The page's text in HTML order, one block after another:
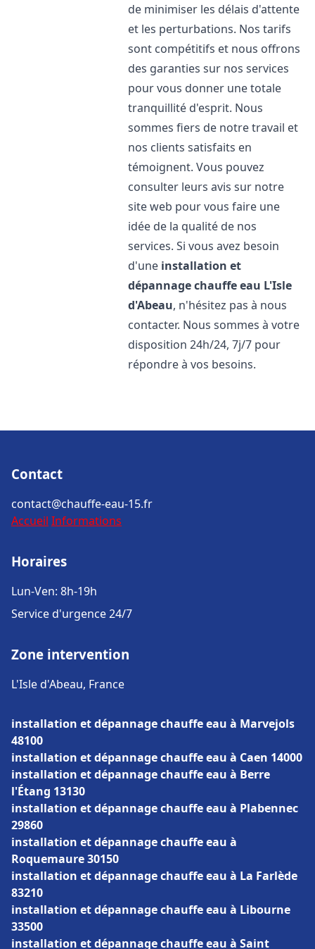
de minimiser les délais d'attente
et les perturbations. Nos tarifs
sont compétitifs et nous offrons
des garanties sur nos services
pour vous donner une totale
tranquillité d'esprit. Nous
sommes fiers de notre travail et
nos clients satisfaits en
témoignent. Vous pouvez
consulter leurs avis sur notre
site web pour vous faire une
idée de la qualité de nos
services. Si vous avez besoin
d'une installation et
dépannage chauffe eau L'Isle
d'Abeau, n'hésitez pas à nous
contacter. Nous sommes à votre
disposition 24h/24, 7j/7 pour
répondre à vos besoins.
Contact
contact@chauffe-eau-15.fr
Accueil Informations
Horaires
Lun-Ven: 8h-19h
Service d'urgence 24/7
Zone intervention
L'Isle d'Abeau, France
installation et dépannage chauffe eau à Marvejols
48100
installation et dépannage chauffe eau à Caen 14000
installation et dépannage chauffe eau à Berre
l'Étang 13130
installation et dépannage chauffe eau à Plabennec
29860
installation et dépannage chauffe eau à
Roquemaure 30150
installation et dépannage chauffe eau à La Farlède
83210
installation et dépannage chauffe eau à Libourne
33500
installation et dépannage chauffe eau à Saint